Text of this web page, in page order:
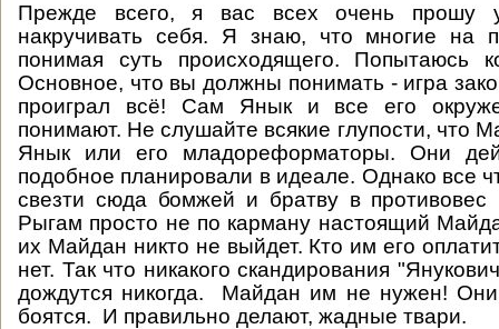
Прежде всего, я вас всех очень прошу
накручивать себя. Я знаю, что многие на
понимая суть происходящего. Попытаюсь
Основное, что вы должны понимать - игра
проиграл всё! Сам Янык и все его
понимают. Не слушайте всякие глупости, что
Янык или его младореформаторы. Они
подобное планировали в идеале. Однако все
свезти сюда бомжей и братву в
Рыгам просто не по карману настоящий
их Майдан никто не выйдет. Кто им его
нет. Так что никакого скандирования
дождутся никогда. Майдан им не нужен! Они
боятся. И правильно делают, жадные твари.